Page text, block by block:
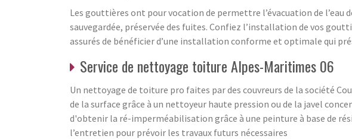
Les gouttières ont pour vocation de permettre l’évacuation de l’eau
sauvegardée, préservée des fuites. Confiez l’installation de vos
assurés de bénéficier d’une installation conforme et optimale qui
Service de nettoyage toiture Alpes-Maritimes 06
Un nettoyage de toiture pro faites par des couvreurs de la société
de la surface grâce à un nettoyeur haute pression ou de la javel
d'obtenir la ré-imperméabilisation grâce à une peinture à base de
l’entretien pour prévoir les travaux futurs nécessaires